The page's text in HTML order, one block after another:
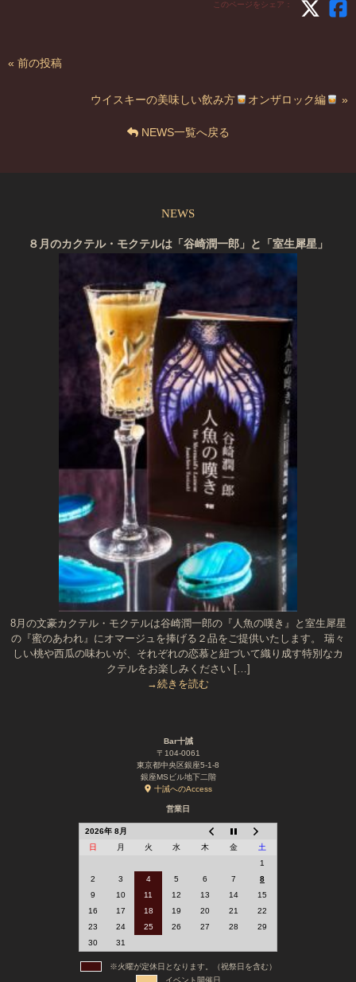
このページをシェア：
« 前の投稿
ウイスキーの美味しい飲み方 オンザロック編 »
NEWS一覧へ戻る
NEWS
８月のカクテル・モクテルは「谷崎潤一郎」と「室生犀星」
8月の文豪カクテル・モクテルは谷崎潤一郎の『人魚の嘆き』と室生犀星
の『蜜のあわれ』にオマージュを捧げる２品をご提供いたします。 瑞々
しい桃や西瓜の味わいが、それぞれの恋慕と紐づいて織り成す特別なカ
クテルをお楽しみください […]
→続きを読む
Bar十誡
〒104-0061
東京都中央区銀座5-1-8
銀座MSビル地下二階
十誡へのAccess
営業日
2026年 8月
日
月 火 水 木 金
土
1
2
3 4 5 6 7
8
9
10 11 12 13 14
15
16
17 18 19 20 21
22
23
24 25 26 27 28
29
30
31
※火曜が定休日となります。（祝祭日を含む）
イベント開催日